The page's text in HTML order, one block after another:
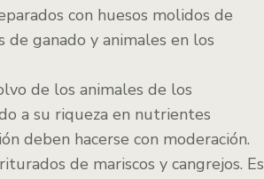
con huesos molidos de
ganado y animales en los
de los animales de los
a su riqueza en nutrientes
deben hacerse con moderación.
de mariscos y cangrejos. Es